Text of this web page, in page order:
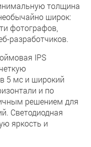
толщина
широк:
фотографов,
разработчиков.
IPS
5 мс и широкий
и по
решением для
Светодиодная
яркость и